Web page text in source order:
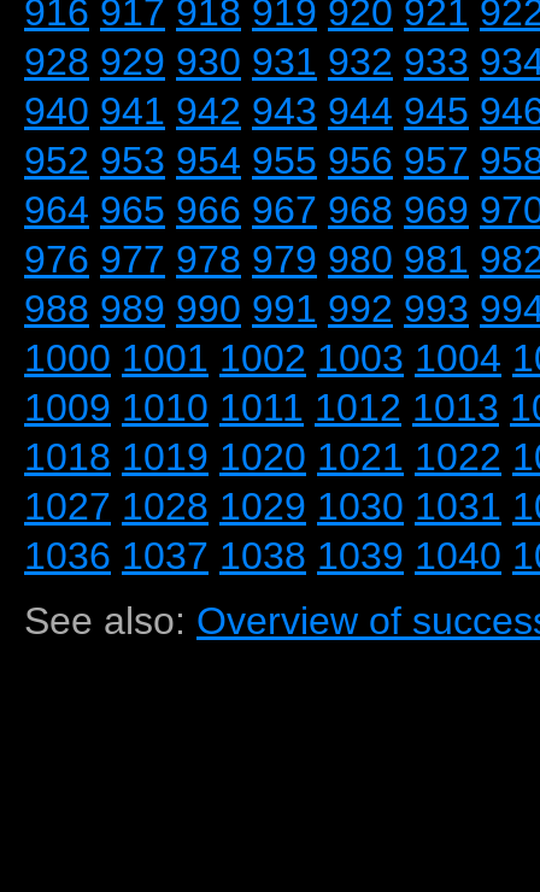
916 917 918 919 920 921
928 929 930 931 932 933
940 941 942 943 944 945
952 953 954 955 956 957
964 965 966 967 968 969
976 977 978 979 980 981
988 989 990 991 992 993
1000 1001 1002 1003 1004
1009 1010 1011 1012 1013
1018 1019 1020 1021 1022
1027 1028 1029 1030 1031
1036 1037 1038 1039 1040
See also: Overview of